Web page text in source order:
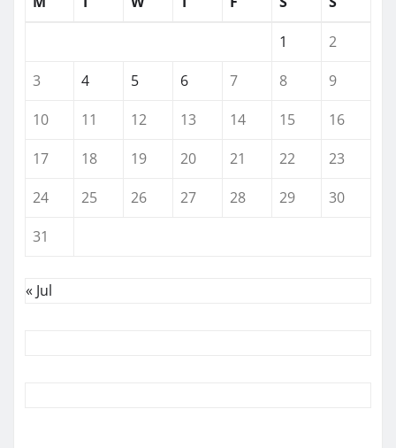
1
2
3
4 5 6 7 8
9
10
11 12 13 14 15
16
17
18 19 20 21 22
23
24
25 26 27 28 29
30
31
« Jul